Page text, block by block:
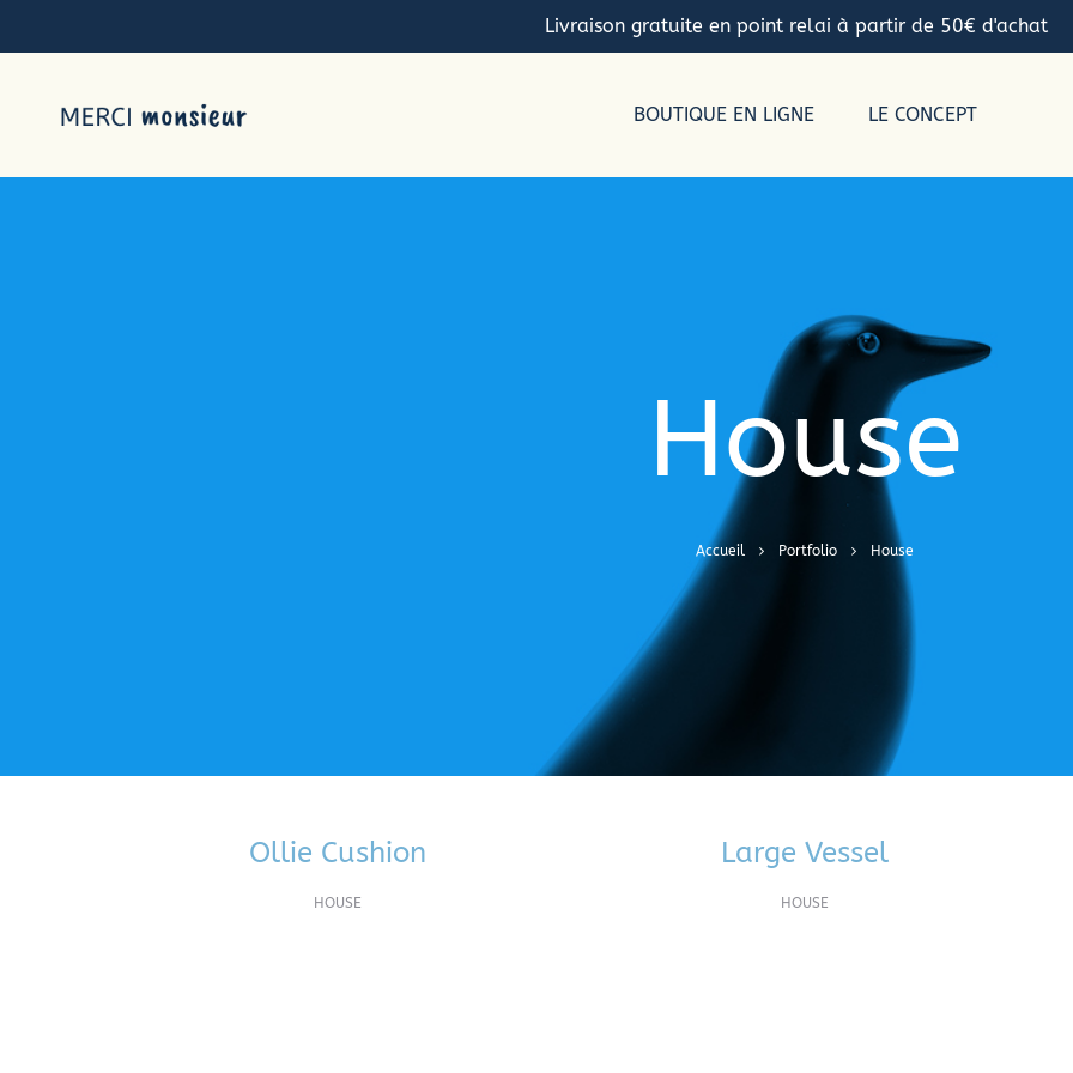
Livraison gratuite en point relai à partir de 50€ d'achat
BOUTIQUE EN LIGNE LE CONCEPT
House
Accueil Portfolio House
Ollie Cushion
HOUSE
Large Vessel
HOUSE